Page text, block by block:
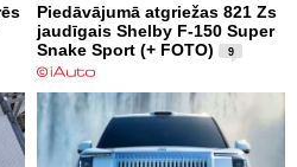
Piedāvājumā atgriežas 821 Zs
jaudīgais Shelby F-150 Super
Snake Sport (+ FOTO)
9